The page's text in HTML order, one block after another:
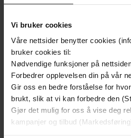
Vi bruker cookies
Våre nettsider benytter cookies
bruker cookies til:
Nødvendige funksjoner på
Forbedrer opplevelsen din på vår
Gir oss en bedre forståelse for
brukt, slik at vi kan forbedre den
Gjør det mulig for oss å vise deg
kampanjer og tilbud